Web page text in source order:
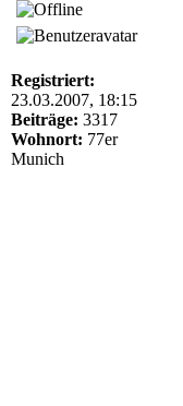
Registriert:
23.03.2007, 18:15
Beiträge: 3317
Wohnort: 77er
Munich